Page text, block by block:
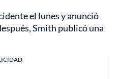
el lunes y anunció
Smith publicó una